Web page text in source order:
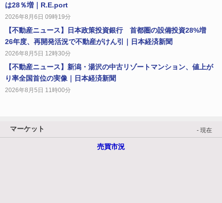
は28％増｜R.E.port
2026年8月6日 09時19分
【不動産ニュース】日本政策投資銀行 首都圏の設備投資28%増
26年度、再開発活況で不動産がけん引｜日本経済新聞
2026年8月5日 12時30分
【不動産ニュース】新潟・湯沢の中古リゾートマンション、値上が
り率全国首位の実像｜日本経済新聞
2026年8月5日 11時00分
マーケット - 現在
売買市況